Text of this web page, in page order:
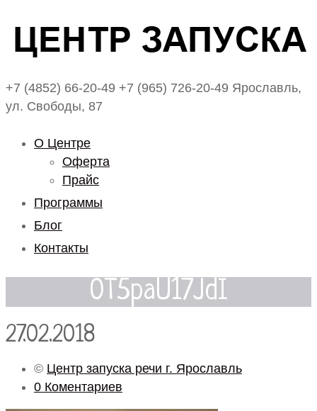
+7 (4852) 66-20-49 +7 (965) 726-20-49 Ярославль,
ул. Свободы, 87
О Центре
Оферта
Прайс
Программы
Блог
Контакты
0T5paU17JdI
27.02.2018
© Центр запуска речи г. Ярославль
0 Коментариев